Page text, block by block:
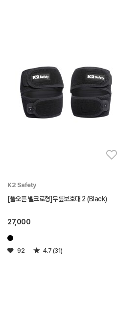
K2 Safety
[풀오픈 벨크로형]무릎보호대 2 (Black)
27,000
92 4.7 (31)